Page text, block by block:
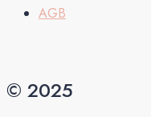
AGB
© 2025